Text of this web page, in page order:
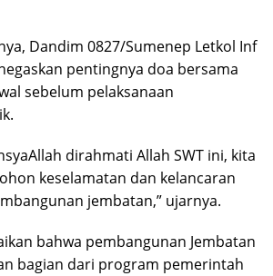
Dandim 0827/Sumenep Letkol Inf
pentingnya doa bersama
sebelum pelaksanaan
dirahmati Allah SWT ini, kita
keselamatan dan kelancaran
jembatan,” ujarnya.
bahwa pembangunan Jembatan
bagian dari program pemerintah